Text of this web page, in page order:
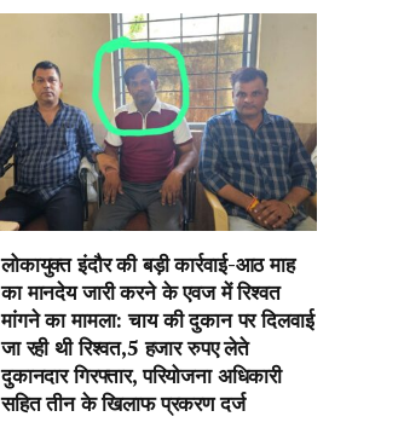
लोकायुक्त इंदौर की बड़ी कार्रवाई-आठ माह
का मानदेय जारी करने के एवज में रिश्वत
मांगने का मामला: चाय की दुकान पर दिलवाई
जा रही थी रिश्वत,5 हजार रुपए लेते
दुकानदार गिरफ्तार, परियोजना अधिकारी
सहित तीन के खिलाफ प्रकरण दर्ज